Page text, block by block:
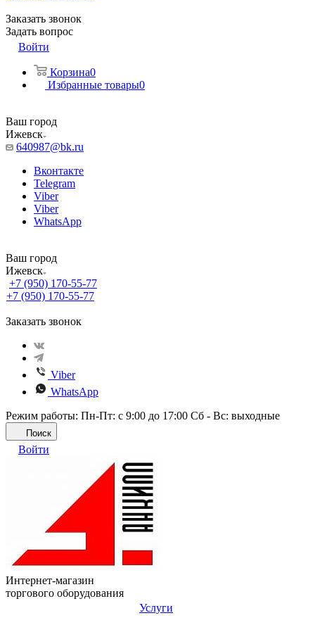
Заказать звонок
Задать вопрос
Войти
Корзина0
Избранные товары0
Ваш город
Ижевск
640987@bk.ru
Вконтакте
Telegram
Viber
Viber
WhatsApp
Ваш город
Ижевск
+7 (950) 170-55-77
+7 (950) 170-55-77
Заказать звонок
Viber
WhatsApp
Режим работы: Пн-Пт: с 9:00 до 17:00 Сб - Вс: выходные
Поиск
Войти
Интернет-магазин
торгового оборудования
Услуги